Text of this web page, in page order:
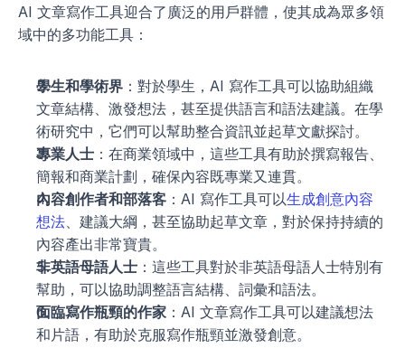
AI 文章寫作工具迎合了廣泛的用戶群體，使其成為眾多領
域中的多功能工具：
學生和學術界 ：對於學生，AI 寫作工具可以協助組織
文章結構、激發想法，甚至提供語言和語法建議。在學
術研究中，它們可以幫助整合資訊並起草文獻探討。
專業人士 ：在商業領域中，這些工具有助於撰寫報告、
簡報和商業計劃，確保內容既專業又連貫。
內容創作者和部落客 ：AI 寫作工具可以生成創意內容
想法、建議大綱，甚至協助起草文章，對於保持持續的
內容產出非常寶貴。
非英語母語人士 ：這些工具對於非英語母語人士特別有
幫助，可以協助調整語言結構、詞彙和語法。
面臨寫作瓶頸的作家 ：AI 文章寫作工具可以建議想法
和片語，有助於克服寫作瓶頸並激發創意。